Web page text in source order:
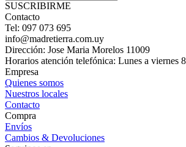
SUSCRIBIRME
Contacto
Tel: 097 073 695
info@madretierra.com.uy
Dirección: Jose Maria Morelos 11009
Horarios atención telefónica: Lunes a viernes
Empresa
Quienes somos
Nuestros locales
Contacto
Compra
Envíos
Cambios & Devoluciones